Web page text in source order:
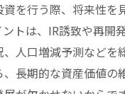
を行う際、将来性を
トは、IR誘致や再開
、人口増減予測などを
長期的な資産価値の